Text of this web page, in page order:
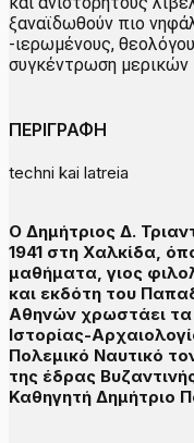
ξαναϊδωθούν πιο
-ιερωμένους,
συγκέντρωση μερικών
ΠΕΡΙΓΡΑΦΗ
techni kai latreia
Ο Δημήτριος Δ.
1941 στη Χαλκίδα,
μαθήματα, γιος
και εκδότη του
Αθηνών χρωστάει τα
Ιστορίας-
Πολεμικό Ναυτικό
της έδρας
Καθηγητή Δημήτριο